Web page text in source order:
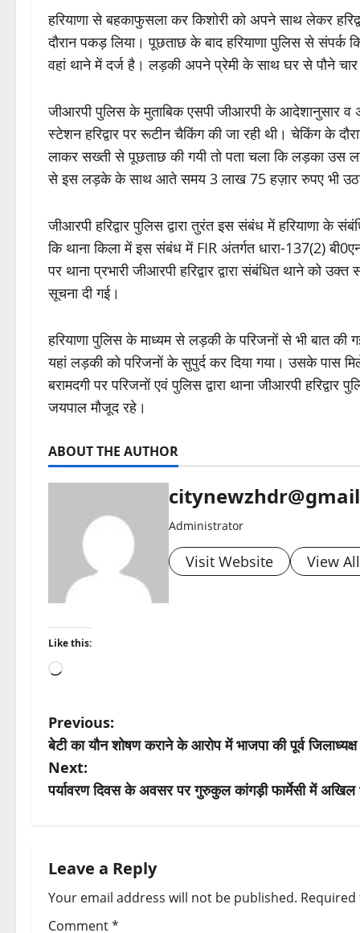
हरियाणा से बहकाफुसला कर किशोरी को अपने साथ लेकर
दौरान पकड़ लिया। पूछताछ के बाद हरियाणा पुलिस से संपर्क
वहां थाने में दर्ज है। लड़की अपने प्रेमी के साथ घर से पौने
जीआरपी पुलिस के मुताबिक एसपी जीआरपी के आदेशानुसार व
स्टेशन हरिद्वार पर रूटीन चैकिंग की जा रही थी। चेकिंग के
लाकर सख्ती से पूछताछ की गयी तो पता चला कि लड़का
से इस लड़के के साथ आते समय 3 लाख 75 हज़ार रुपए भी
जीआरपी हरिद्वार पुलिस द्वारा तुरंत इस संबंध में हरियाणा के
कि थाना किला में इस संबंध में FIR अंतर्गत धारा-137(2)
पर थाना प्रभारी जीआरपी हरिद्वार द्वारा संबंधित थाने को
सूचना दी गई।
​हरियाणा पुलिस के माध्यम से लड़की के परिजनों से भी बात की
यहां लड़की को परिजनों के सुपुर्द कर दिया गया। उसके पास
बरामदगी पर परिजनों एवं पुलिस द्वारा थाना जीआरपी
जयपाल मौजूद रहे।
ABOUT THE AUTHOR
Administrator
Visit Website View
Like this:
Loading…
P
o
s
n
a
Previous:
बेटी का यौन शोषण कराने के आरोप में भाजपा की पूर्व जिलाध्यक्ष
Next:
पर्यावरण दिवस के अवसर पर गुरुकुल कांगड़ी फार्मेसी में अखिल
Leave a Reply
Your email address will not be published.
Comment*